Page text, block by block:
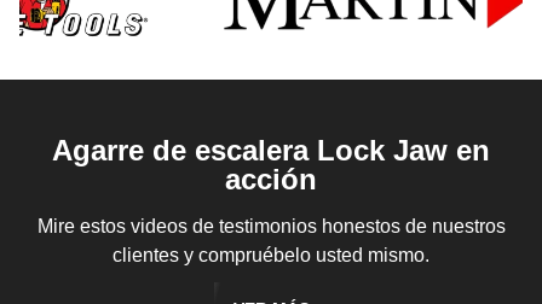
Agarre de escalera Lock Jaw en
acción
Mire estos videos de testimonios honestos de nuestros
clientes y compruébelo usted mismo.